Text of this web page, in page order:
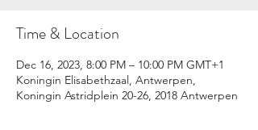
Time & Location
Dec 16, 2023, 8:00 PM – 10:00 PM GMT+1
Koningin Elisabethzaal, Antwerpen,
Koningin Astridplein 20-26, 2018 Antwerpen